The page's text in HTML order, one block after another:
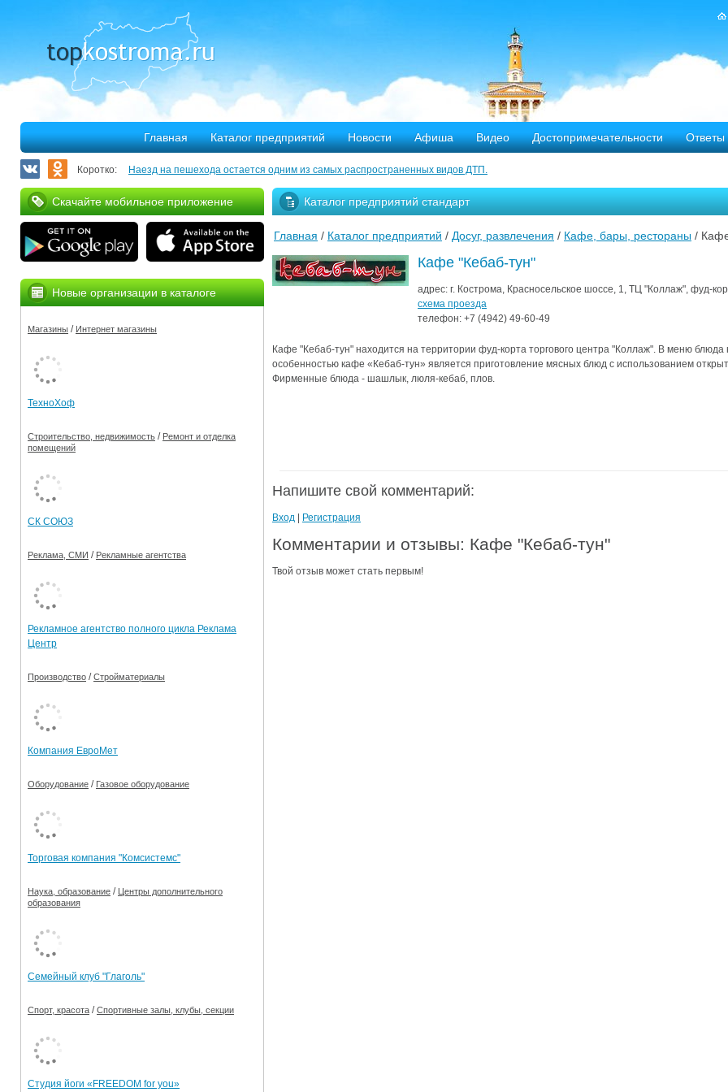
Главная Каталог предприятий Новости Афиша Видео Достопримечательности Ответы
Коротко: Наезд на пешехода остается одним из самых распространенных видов ДТП.
Запланирован ремонт более 40 километров областных дорог
В Костроме откроется выставка, посвященная 30-летию аварии на Чернобыльской АЭС
375 костромских семей улучшили свое благосостояние
Благотворительная программа «Мир без слез» приехала в Кострому.
Серьезное ДТП на Михалевском бульваре
За нарушение правил противопожарной безопасности оштрафовано 20 человек
Ограничения движения транспорта на майские праздники 2014
Каталог предприятий стандарт
Главная / Каталог предприятий / Досуг, развлечения / Кафе, бары, рестораны /
Кафе "Кебаб-тун"
адрес: г. Кострома, Красносельское шоссе, 1, ТЦ "Коллаж", фуд-
схема проезда
телефон: +7 (4942) 49-60-49
Кафе "Кебаб-тун" находится на территории фуд-корта торгового центра "Коллаж". В меню блюда
особенностью кафе «Кебаб-тун» является приготовление мясных блюд с использованием
Фирменные блюда - шашлык, люля-кебаб, плов.
Напишите свой комментарий:
Вход Регистрация
Комментарии и отзывы: Кафе "Кебаб-тун"
Твой отзыв может стать первым!
Скачайте мобильное приложение
Новые организации в каталоге
Магазины / Интернет магазины
ТехноХоф
Строительство, недвижимость / Ремонт и отделка
помещений
СК СОЮЗ
Реклама, СМИ / Рекламные агентства
Рекламное агентство полного цикла Реклама
Центр
Производство /Стройматериалы
Компания ЕвроМет
Оборудование / Газовое оборудование
Торговая компания "Комсистемс"
Наука, образование / Центры дополнительного
образования
Семейный клуб "Глаголь"
Спорт, красота /Спортивные залы, клубы, секции
Студия йоги «FREEDOM for you»